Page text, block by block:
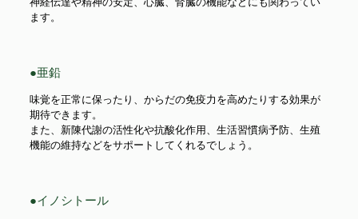
ます。
●亜鉛
味覚を正常に保ったり、からだの免疫力を高めたりする効果が
期待できます。
また、新陳代謝の活性化や抗酸化作用、生活習慣病予防、生殖
機能の維持などをサポートしてくれるでしょう。
●イノシトール